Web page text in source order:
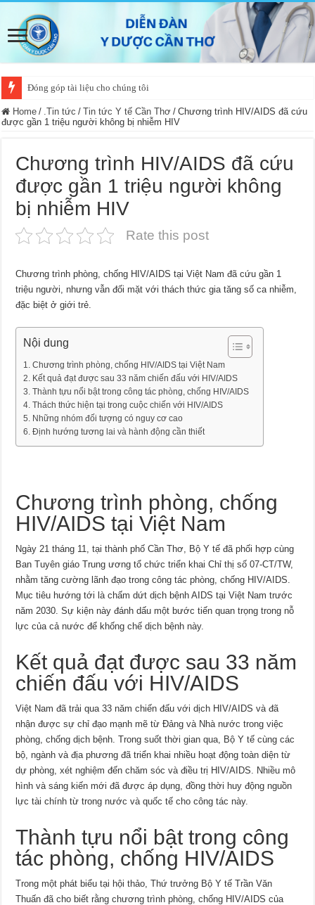
Đóng góp tài liệu cho chúng tôi
Home / .Tin tức / Tin tức Y tế Cần Thơ / Chương trình HIV/AIDS đã cứu
được gần 1 triệu người không bị nhiễm HIV
Chương trình HIV/AIDS đã cứu
được gần 1 triệu người không
bị nhiễm HIV
Rate this post
Chương trình phòng, chống HIV/AIDS tại Việt Nam đã cứu gần 1
triệu người, nhưng vẫn đối mặt với thách thức gia tăng số ca nhiễm,
đặc biệt ở giới trẻ.
Nội dung
Chương trình phòng, chống HIV/AIDS tại Việt Nam
Kết quả đạt được sau 33 năm chiến đấu với HIV/AIDS
Thành tựu nổi bật trong công tác phòng, chống HIV/AIDS
Thách thức hiện tại trong cuộc chiến với HIV/AIDS
Những nhóm đối tượng có nguy cơ cao
Định hướng tương lai và hành động cần thiết
Chương trình phòng, chống
HIV/AIDS tại Việt Nam
Ngày 21 tháng 11, tại thành phố Cần Thơ, Bộ Y tế đã phối hợp cùng
Ban Tuyên giáo Trung ương tổ chức triển khai Chỉ thị số 07-CT/TW,
nhằm tăng cường lãnh đạo trong công tác phòng, chống HIV/AIDS.
Mục tiêu hướng tới là chấm dứt dịch bệnh AIDS tại Việt Nam trước
năm 2030. Sự kiện này đánh dấu một bước tiến quan trọng trong nỗ
lực của cả nước để khống chế dịch bệnh này.
Kết quả đạt được sau 33 năm
chiến đấu với HIV/AIDS
Việt Nam đã trải qua 33 năm chiến đấu với dịch HIV/AIDS và đã
nhận được sự chỉ đạo mạnh mẽ từ Đảng và Nhà nước trong việc
phòng, chống dịch bệnh. Trong suốt thời gian qua, Bộ Y tế cùng các
bộ, ngành và địa phương đã triển khai nhiều hoạt động toàn diện từ
dự phòng, xét nghiệm đến chăm sóc và điều trị HIV/AIDS. Nhiều mô
hình và sáng kiến mới đã được áp dụng, đồng thời huy động nguồn
lực tài chính từ trong nước và quốc tế cho công tác này.
Thành tựu nổi bật trong công
tác phòng, chống HIV/AIDS
Trong một phát biểu tại hội thảo, Thứ trưởng Bộ Y tế Trần Văn
Thuấn đã cho biết rằng chương trình phòng, chống HIV/AIDS của